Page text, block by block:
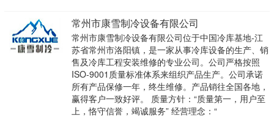
常州市康雪制冷设备有限公司
常州市康雪制冷设备有限公司位于中国冷库基地-江
苏省常州市洛阳镇，是一家从事冷库设备的生产、销
售及冷库工程安装维修的专业公司。公司严格按照
ISO-9001质量标准体系来组织产品生产。公司承诺
所有产品保修一年，终生维修。产品销往全国各地，
赢得客户一致好评。 质量方针：“质量第一，用户至
上，恪守信誉，竭诚服务” 经营理念：“